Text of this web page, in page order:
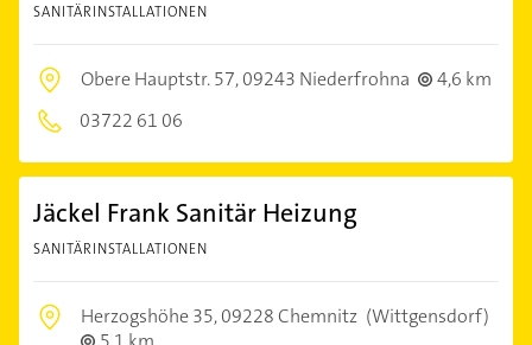
SANITÄRINSTALLATIONEN
Obere Hauptstr. 57,09243 Niederfrohna
4,6 km
03722 61 06
Jäckel Frank Sanitär Heizung
SANITÄRINSTALLATIONEN
Herzogshöhe 35,09228 Chemnitz (Wittgensdorf)